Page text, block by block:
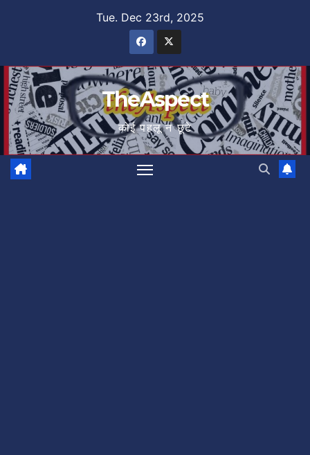
Tue. Dec 23rd, 2025
TheAspect
कोई पहलू न छूटे